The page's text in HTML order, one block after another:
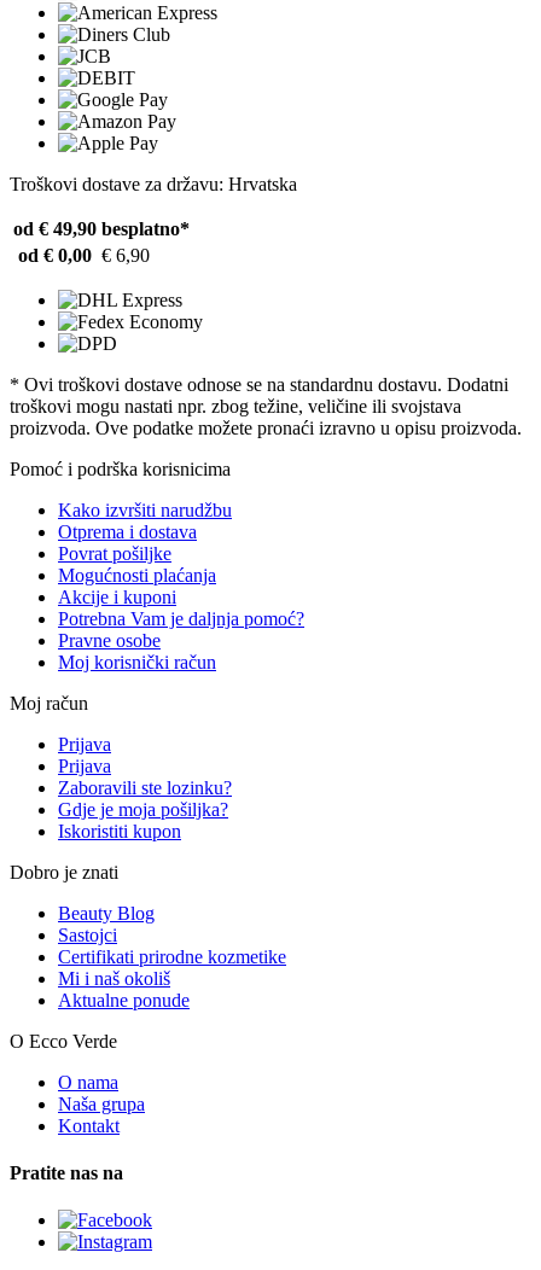
Troškovi dostave za državu: Hrvatska
od € 49,90 besplatno*
od € 0,00 € 6,90
* Ovi troškovi dostave odnose se na standardnu ​​dostavu. Dodatni
troškovi mogu nastati npr. zbog težine, veličine ili svojstava
proizvoda. Ove podatke možete pronaći izravno u opisu proizvoda.
Pomoć i podrška korisnicima
Kako izvršiti narudžbu
Otprema i dostava
Povrat pošiljke
Mogućnosti plaćanja
Akcije i kuponi
Potrebna Vam je daljnja pomoć?
Pravne osobe
Moj korisnički račun
Moj račun
Prijava
Prijava
Zaboravili ste lozinku?
Gdje je moja pošiljka?
Iskoristiti kupon
Dobro je znati
Beauty Blog
Sastojci
Certifikati prirodne kozmetike
Mi i naš okoliš
Aktualne ponude
O Ecco Verde
O nama
Naša grupa
Kontakt
Pratite nas na